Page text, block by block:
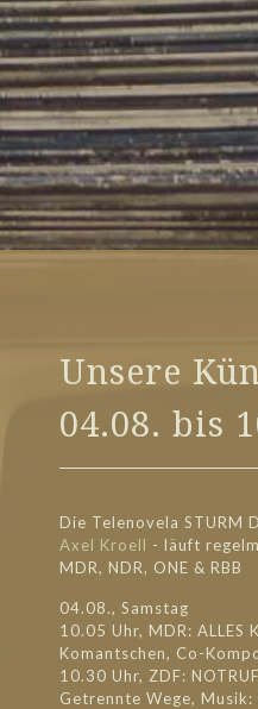
Unsere
04.08. bis
Die Telenovela STURM
Axel Kroell - läuft regel
MDR, NDR, ONE & RBB
04.08., Samstag
10.05 Uhr, MDR: ALLES
Komantschen, Co-
10.30 Uhr, ZDF:
Getrennte Wege, Musik: